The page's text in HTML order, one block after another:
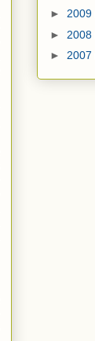
► 2009
► 2008
► 2007